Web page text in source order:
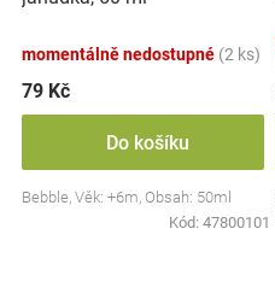
momentálně nedostupné (2 ks)
79 Kč
Do košíku
Bebble, Věk: +6m, Obsah: 50ml
Kód: 47800101